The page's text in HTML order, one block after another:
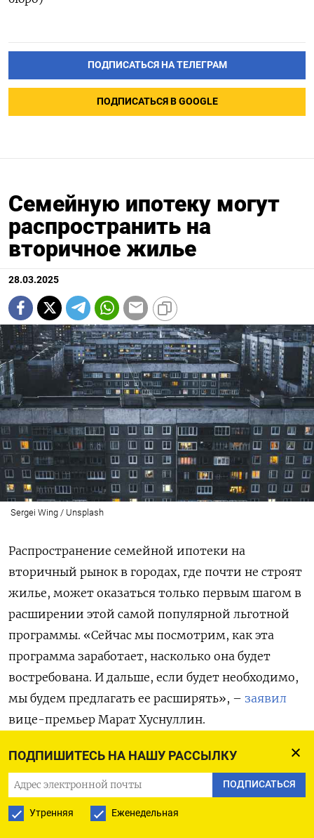
ПОДПИШИТЕСЬ НА НАШУ РАССЫЛКУ
ПОДПИСАТЬСЯ
Утренняя Еженедельная
ПОДПИСАТЬСЯ НА ТЕЛЕГРАМ
ПОДПИСАТЬСЯ В GOOGLE
Семейную ипотеку могут
распространить на
вторичное жилье
28.03.2025
Sergei Wing / Unsplash
Распространение семейной ипотеки на
вторичный рынок в городах, где почти не строят
жилье, может оказаться только первым шагом в
расширении этой самой популярной льготной
программы. «Сейчас мы посмотрим, как эта
программа заработает, насколько она будет
востребована. И дальше, если будет необходимо,
мы будем предлагать ее расширять», – заявил
вице-премьер Марат Хуснуллин.
Сейчас большая часть жилищных кредитов
выдается по семейной ипотеке: в феврале, по
даннымЦентробанка, ее было выдано на 174
млрд руб. – это 77% всех кредитов, в том числе